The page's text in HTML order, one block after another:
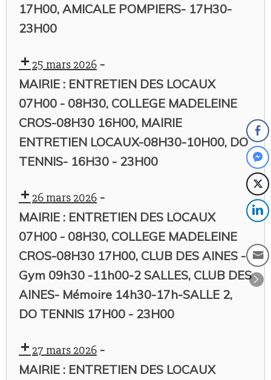
17H00, AMICALE POMPIERS- 17H30-
23H00
25 mars 2026 -
MAIRIE : ENTRETIEN DES LOCAUX
07H00 - 08H30, COLLEGE MADELEINE
CROS-08H30 16H00, MAIRIE
ENTRETIEN LOCAUX-08H30-10H00, DO
TENNIS- 16H30 - 23H00
26 mars 2026 -
MAIRIE : ENTRETIEN DES LOCAUX
07H00 - 08H30, COLLEGE MADELEINE
CROS-08H30 17H00, CLUB DES AINES -
Gym 09h30 -11h00-2 SALLES, CLUB DES
AINES- Mémoire 14h30-17h-SALLE 2,
DO TENNIS 17H00 - 23H00
27 mars 2026 -
MAIRIE : ENTRETIEN DES LOCAUX